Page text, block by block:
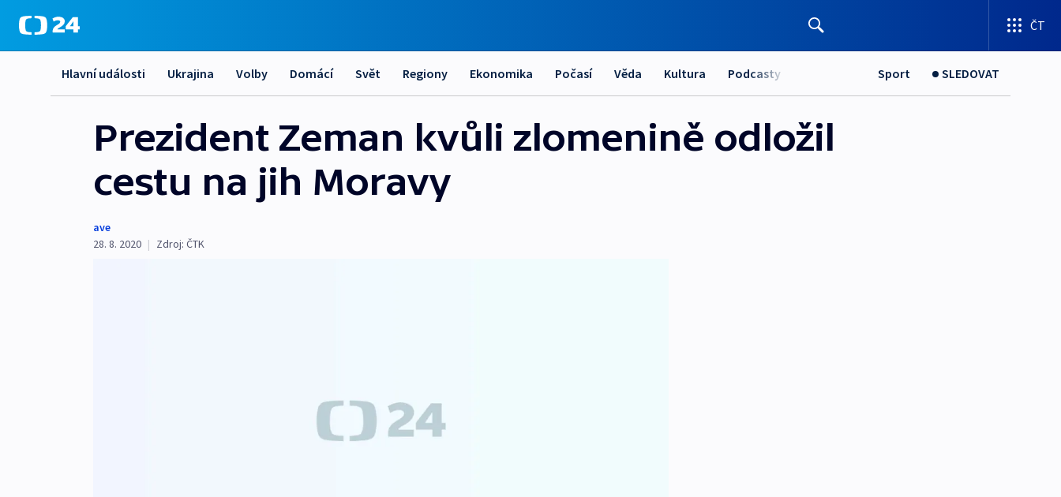
ČT
Hlavní události Ukrajina Volby Domácí Svět Regiony Ekonomika Počasí Věda Kultura Podcasty Sport SLEDOVAT
Prezident Zeman kvůli zlomenině odložil
cestu na jih Moravy
ave
28. 8. 2020 | Zdroj: ČTK